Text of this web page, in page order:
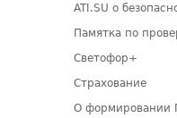
ATI.SU о
Памятка по
Светофор+
Страхование
О формировании